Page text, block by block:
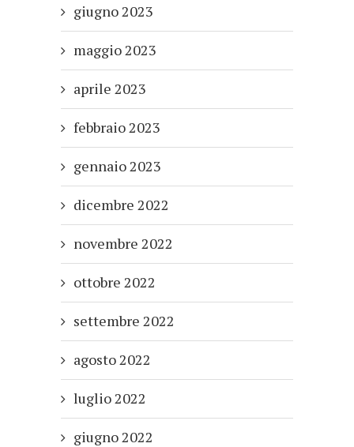
giugno 2023
maggio 2023
aprile 2023
febbraio 2023
gennaio 2023
dicembre 2022
novembre 2022
ottobre 2022
settembre 2022
agosto 2022
luglio 2022
giugno 2022